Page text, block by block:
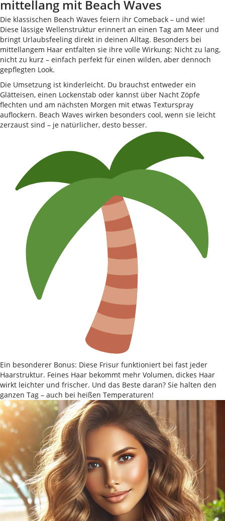
mittellang mit Beach Waves
Die klassischen Beach Waves feiern ihr Comeback – und wie!
Diese lässige Wellenstruktur erinnert an einen Tag am Meer und
bringt Urlaubsfeeling direkt in deinen Alltag. Besonders bei
mittellangem Haar entfalten sie ihre volle Wirkung: Nicht zu lang,
nicht zu kurz – einfach perfekt für einen wilden, aber dennoch
gepflegten Look.
Die Umsetzung ist kinderleicht. Du brauchst entweder ein
Glätteisen, einen Lockenstab oder kannst über Nacht Zöpfe
flechten und am nächsten Morgen mit etwas Texturspray
auflockern. Beach Waves wirken besonders cool, wenn sie leicht
zerzaust sind – je natürlicher, desto besser.
Ein besonderer Bonus: Diese Frisur funktioniert bei fast jeder
Haarstruktur. Feines Haar bekommt mehr Volumen, dickes Haar
wirkt leichter und frischer. Und das Beste daran? Sie halten den
ganzen Tag – auch bei heißen Temperaturen!